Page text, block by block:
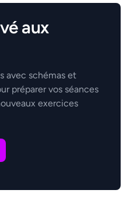
aux
avec schémas et
préparer vos séances
exercices